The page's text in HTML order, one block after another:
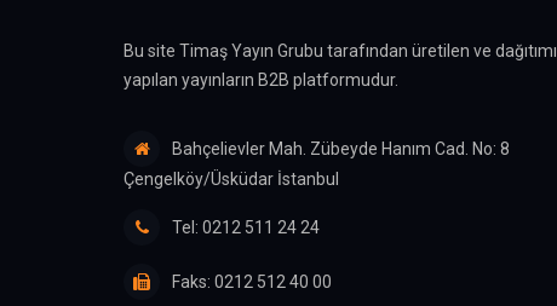
Öz Şefkat
(1)
Psikolojik Sağlamlık
(3)
Sorumluluk
(1)
Terapi Kitapları
Toplumsallık
Bu site Timaş Yayın Grubu tarafından üretilen ve dağıtımı
yapılan yayınların B2B platformudur.
Bahçelievler Mah. Zübeyde Hanım Cad. No: 8
Çengelköy/Üsküdar İstanbul
Tel: 0212 511 24 24
Faks: 0212 512 40 00